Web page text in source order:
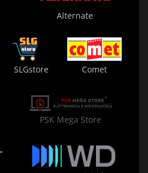
Alternate
SLGstore Comet
PSK Mega Store